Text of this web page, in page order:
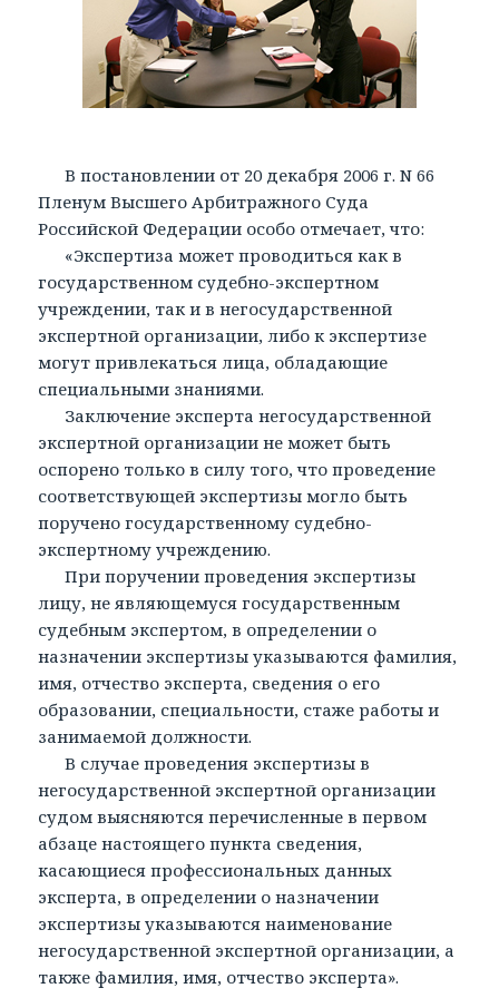
В постановлении от 20 декабря 2006 г. N 66
Пленум Высшего Арбитражного Суда
Российской Федерации особо отмечает, что:
«Экспертиза может проводиться как в
государственном судебно-экспертном
учреждении, так и в негосударственной
экспертной организации, либо к экспертизе
могут привлекаться лица, обладающие
специальными знаниями.
Заключение эксперта негосударственной
экспертной организации не может быть
оспорено только в силу того, что проведение
соответствующей экспертизы могло быть
поручено государственному судебно-
экспертному учреждению.
При поручении проведения экспертизы
лицу, не являющемуся государственным
судебным экспертом, в определении о
назначении экспертизы указываются фамилия,
имя, отчество эксперта, сведения о его
образовании, специальности, стаже работы и
занимаемой должности.
В случае проведения экспертизы в
негосударственной экспертной организации
судом выясняются перечисленные в первом
абзаце настоящего пункта сведения,
касающиеся профессиональных данных
эксперта, в определении о назначении
экспертизы указываются наименование
негосударственной экспертной организации, а
также фамилия, имя, отчество эксперта».